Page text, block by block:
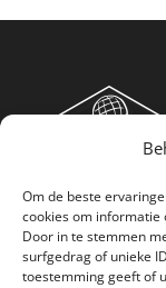
Om de beste
cookies om informatie
Door in te stemmen
surfgedrag of unieke
toestemming geeft of